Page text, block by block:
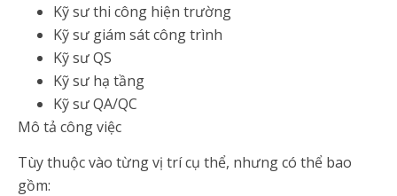
Kỹ sư thi công hiện trường
Kỹ sư giám sát công trình
Kỹ sư QS
Kỹ sư hạ tầng
Kỹ sư QA/QC
Mô tả công việc
Tùy thuộc vào từng vị trí cụ thể, nhưng có thể bao
gồm: